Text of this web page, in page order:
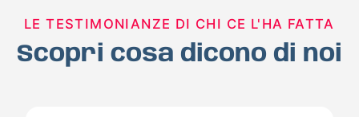
LE TESTIMONIANZE DI CHI CE L'HA FATTA
Scopri cosa dicono di noi